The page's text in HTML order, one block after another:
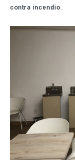
contra incendio.